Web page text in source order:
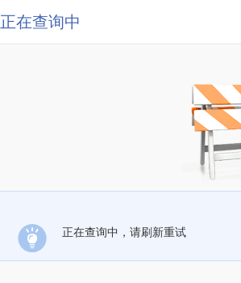
正在查询中
正在查询中，请刷新重试